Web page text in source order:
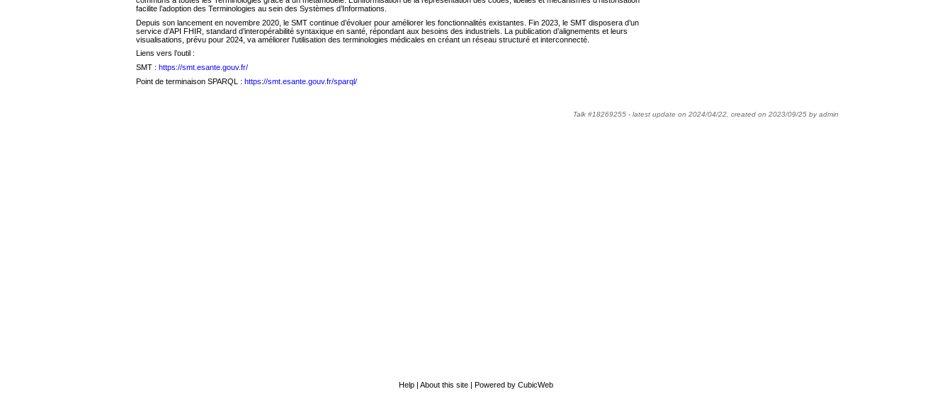
facilite l’adoption des Terminologies au sein des Systèmes d’Informations.
Depuis son lancement en novembre 2020, le SMT continue d’évoluer pour améliorer les fonctionnalités existantes. Fin 2023, le SMT disposera d’un
service d’API FHIR, standard d’interopérabilité syntaxique en santé, répondant aux besoins des industriels. La publication d’alignements et leurs
visualisations, prévu pour 2024, va améliorer l'utilisation des terminologies médicales en créant un réseau structuré et interconnecté.
Liens vers l’outil :
SMT :https://smt.esante.gouv.fr/
Point de terminaison SPARQL :https://smt.esante.gouv.fr/sparql/
Talk #18269255 - latest update on 2024/04/22 created on 2023/09/25 by admin
Help | About this site | Powered by CubicWeb